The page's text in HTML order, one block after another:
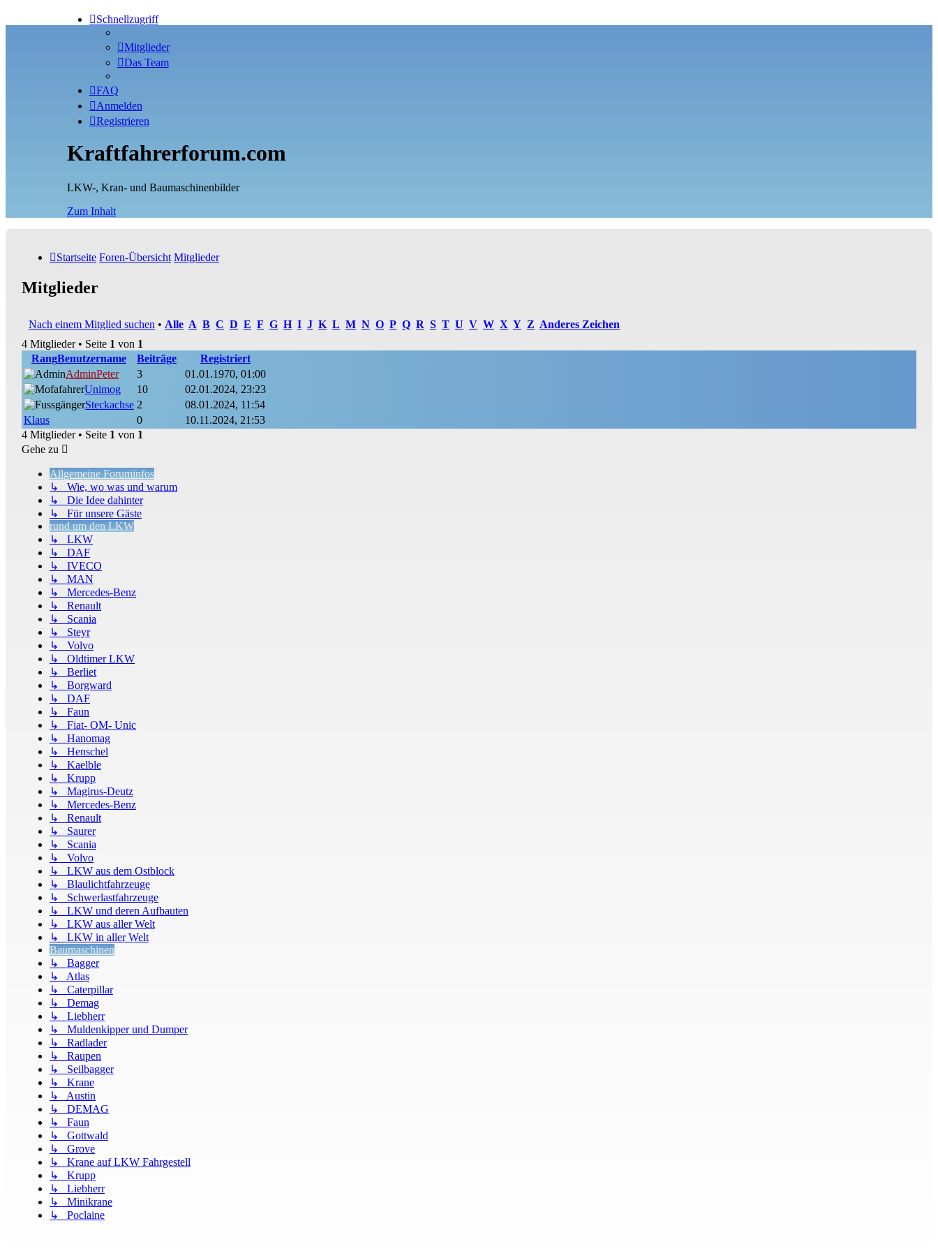
Schnellzugriff
Mitglieder
Das Team
FAQ
Anmelden
Registrieren
Kraftfahrerforum.com
LKW-, Kran- und Baumaschinenbilder
Zum Inhalt
Startseite Foren-Übersicht Mitglieder
Mitglieder
Nach einem Mitglied suchen • Alle A B C D E F G H I J K L M N O P Q R S T U V W X Y Z Anderes Zeichen
4 Mitglieder • Seite 1 von 1
RangBenutzername Beiträge
Registriert
AdminPeter
3
01.01.1970, 01:00
Unimog
10
02.01.2024, 23:23
Steckachse 2
08.01.2024, 11:54
Klaus
0
10.11.2024, 21:53
4 Mitglieder • Seite 1 von 1
Gehe zu
Allgemeine Foruminfos
↳ Wie, wo was und warum
↳ Die Idee dahinter
↳ Für unsere Gäste
rund um den LKW
↳ LKW
↳ DAF
↳ IVECO
↳ MAN
↳ Mercedes-Benz
↳ Renault
↳ Scania
↳ Steyr
↳ Volvo
↳ Oldtimer LKW
↳ Berliet
↳ Borgward
↳ DAF
↳ Faun
↳ Fiat- OM- Unic
↳ Hanomag
↳ Henschel
↳ Kaelble
↳ Krupp
↳ Magirus-Deutz
↳ Mercedes-Benz
↳ Renault
↳ Saurer
↳ Scania
↳ Volvo
↳ LKW aus dem Ostblock
↳ Blaulichtfahrzeuge
↳ Schwerlastfahrzeuge
↳ LKW und deren Aufbauten
↳ LKW aus aller Welt
↳ LKW in aller Welt
Baumaschinen
↳ Bagger
↳ Atlas
↳ Caterpillar
↳ Demag
↳ Liebherr
↳ Muldenkipper und Dumper
↳ Radlader
↳ Raupen
↳ Seilbagger
↳ Krane
↳ Austin
↳ DEMAG
↳ Faun
↳ Gottwald
↳ Grove
↳ Krane auf LKW Fahrgestell
↳ Krupp
↳ Liebherr
↳ Minikrane
↳ Poclaine